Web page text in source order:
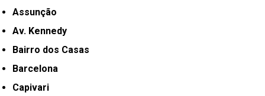
Assunção
Av. Kennedy
Bairro dos Casas
Barcelona
Capivari